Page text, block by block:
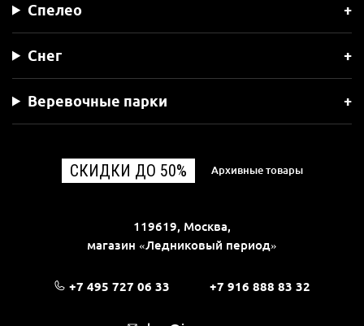
Спелео
Снег
Веревочные парки
СКИДКИ ДО 50% Архивные товары
119619, Москва,
магазин «Ледниковый период»
+7 495 727 06 33 +7 916 888 83 32